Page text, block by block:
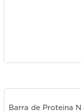
Barra de Proteina